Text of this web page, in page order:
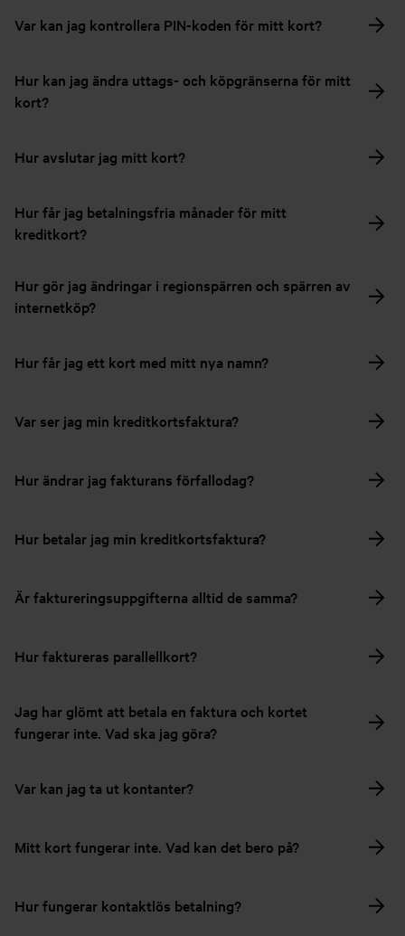
Var kan jag kontrollera PIN-koden för mitt kort?
Hur kan jag ändra uttags- och köpgränserna för mitt
kort?
Hur avslutar jag mitt kort?
Hur får jag betalningsfria månader för mitt
kreditkort?
Hur gör jag ändringar i regionspärren och spärren av
internetköp?
Hur får jag ett kort med mitt nya namn?
Var ser jag min kreditkortsfaktura?
Hur ändrar jag fakturans förfallodag?
Hur betalar jag min kreditkortsfaktura?
Är faktureringsuppgifterna alltid de samma?
Hur faktureras parallellkort?
Jag har glömt att betala en faktura och kortet
fungerar inte. Vad ska jag göra?
Var kan jag ta ut kontanter?
Mitt kort fungerar inte. Vad kan det bero på?
Hur fungerar kontaktlös betalning?